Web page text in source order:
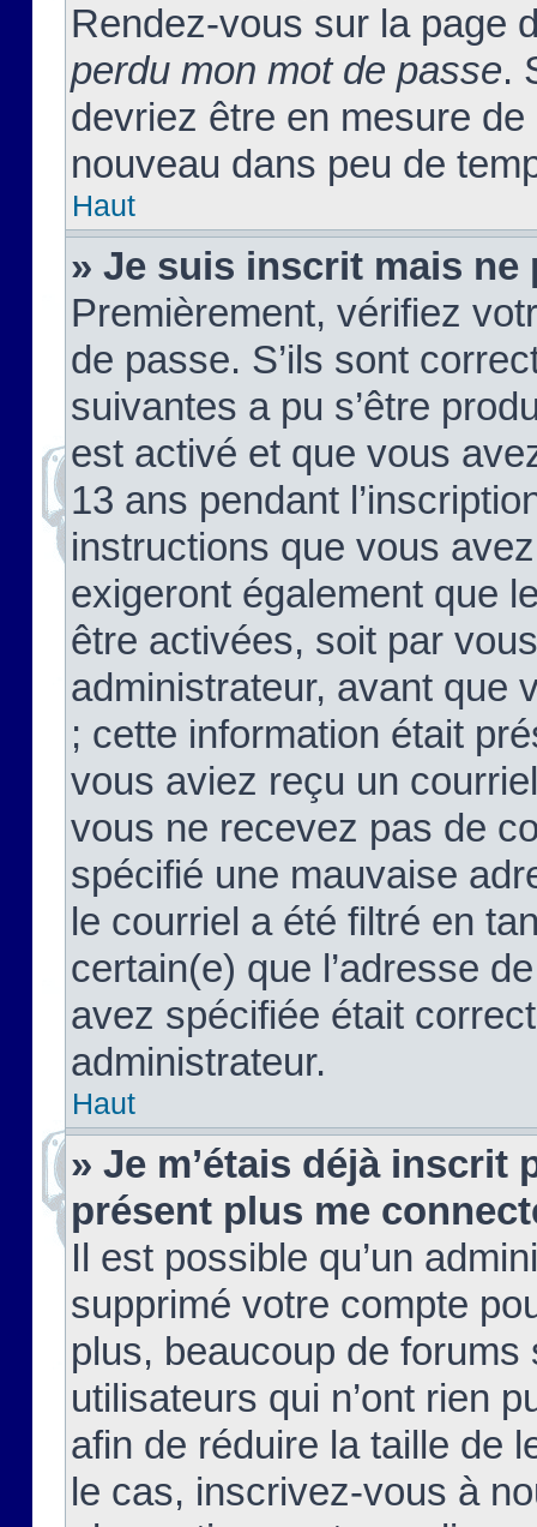
Rendez-vous sur la page
perdu mon mot de passe.
devriez être en mesure
nouveau dans peu de
Haut
» Je suis inscrit mais ne
Premièrement, vérifiez
de passe. S’ils sont
suivantes a pu s’être
est activé et que vous
13 ans pendant
instructions que vous
exigeront également que
être activées, soit par
administrateur, avant que
; cette information était
vous aviez reçu un
vous ne recevez pas de
spécifié une mauvaise
le courriel a été filtré en
certain(e) que l’adresse
avez spécifiée était
administrateur.
Haut
» Je m’étais déjà inscrit
présent plus me
Il est possible qu’un
supprimé votre compte
plus, beaucoup de
utilisateurs qui n’ont rien
afin de réduire la taille de
le cas, inscrivez-vous à